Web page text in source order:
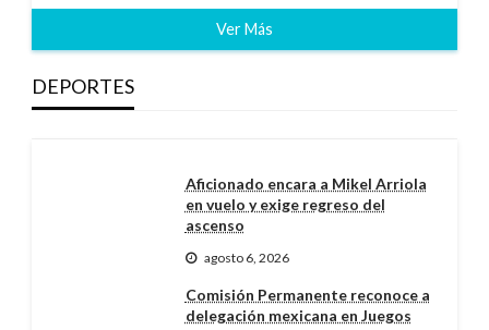
Ver Más
DEPORTES
Aficionado encara a Mikel Arriola
en vuelo y exige regreso del
ascenso
agosto 6, 2026
Comisión Permanente reconoce a
delegación mexicana en Juegos